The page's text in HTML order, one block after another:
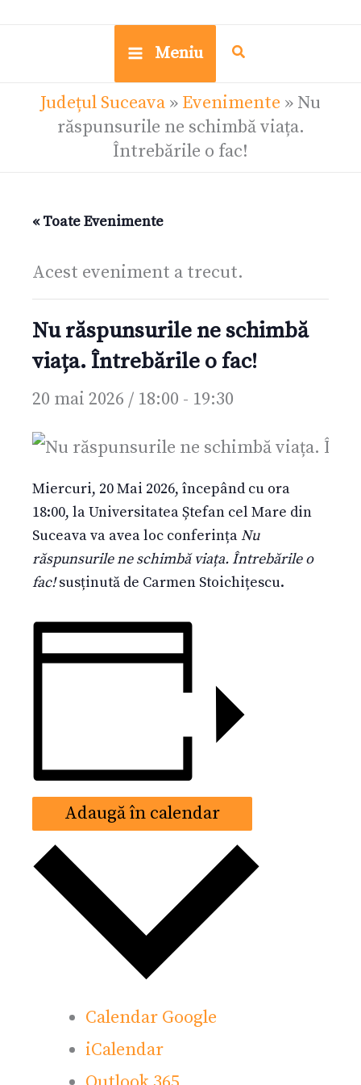
Meniu
Județul Suceava » Evenimente » Nu
răspunsurile ne schimbă viața.
Întrebările o fac!
« Toate Evenimente
Acest eveniment a trecut.
Nu răspunsurile ne schimbă
viața. Întrebările o fac!
20 mai 2026 / 18:00 - 19:30
Miercuri, 20 Mai 2026, începând cu ora
18:00, la Universitatea Ștefan cel Mare din
Suceava va avea loc conferințaNu
răspunsurile ne schimbă viața. Întrebările o
fac!susținută de Carmen Stoichițescu.
Adaugă în calendar
Calendar Google
iCalendar